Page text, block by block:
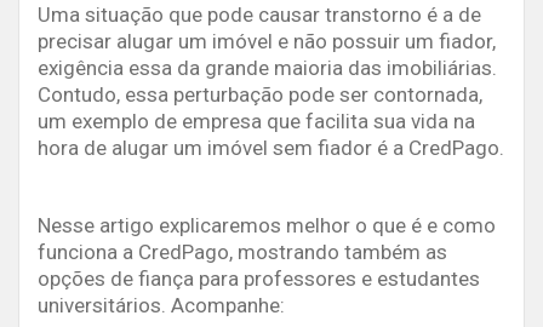
Uma situação que pode causar transtorno é a de
precisar alugar um imóvel e não possuir um fiador,
exigência essa da grande maioria das imobiliárias.
Contudo, essa perturbação pode ser contornada,
um exemplo de empresa que facilita sua vida na
hora de alugar um imóvel sem fiador é a CredPago.
Nesse artigo explicaremos melhor o que é e como
funciona a CredPago, mostrando também as
opções de fiança para professores e estudantes
universitários. Acompanhe: